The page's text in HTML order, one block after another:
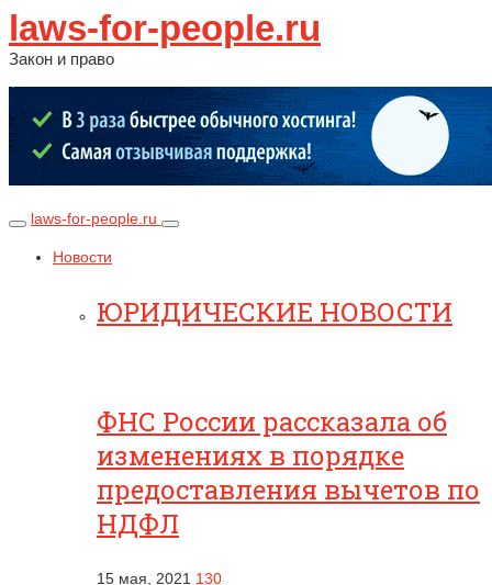
laws-for-people.ru
Закон и право
laws-for-people.ru
Новости
ЮРИДИЧЕСКИЕ НОВОСТИ
ФНС России рассказала об
изменениях в порядке
предоставления вычетов по
НДФЛ
15 мая, 2021 130